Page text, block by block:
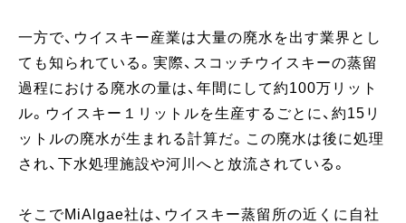
一方で、ウイスキー産業は大量の廃水を出す業界とし
ても知られている。実際、スコッチウイスキーの蒸留
過程における廃水の量は、年間にして約100万リット
ル。ウイスキー１リットルを生産するごとに、約15リ
ットルの廃水が生まれる計算だ。この廃水は後に処理
され、下水処理施設や河川へと放流されている。
そこでMiAlgae社は、ウイスキー蒸留所の近くに自社